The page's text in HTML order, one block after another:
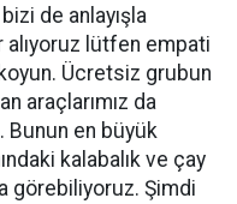
de anlayışla
alıyoruz lütfen empati
Ücretsiz grubun
araçlarımız da
Bunun en büyük
kalabalık ve çay
görebiliyoruz. Şimdi